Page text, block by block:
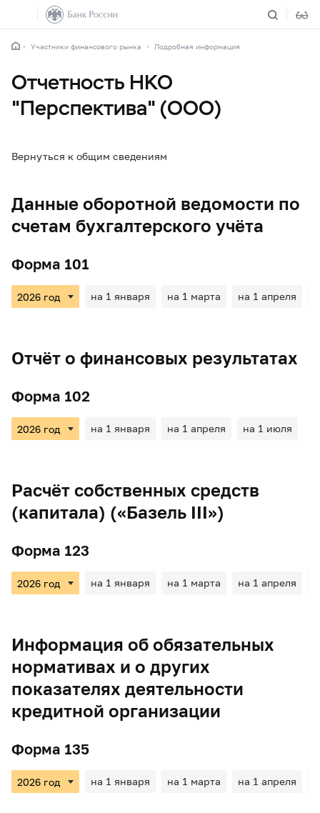
Участники финансового рынка Подробная информация
Отчетность НКО
"Перспектива" (ООО)
Вернуться к общим сведениям
Данные оборотной ведомости по
счетам бухгалтерского учёта
Форма 101
на 1 января на 1 марта на 1 апреля
Отчёт о финансовых результатах
Форма 102
на 1 января на 1 апреля на 1 июля
Расчёт собственных средств
(капитала) («Базель III»)
Форма 123
на 1 января на 1 марта на 1 апреля
Информация об обязательных
нормативах и о других
показателях деятельности
кредитной организации
Форма 135
на 1 января на 1 марта на 1 апреля